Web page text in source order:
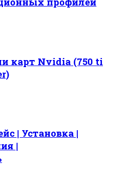
карт Nvidia (750 ti
| Установка |
|